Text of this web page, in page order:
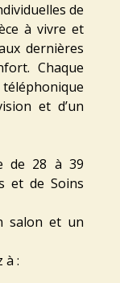
de
à vivre et
dernières
Chaque
et d’un
de 28 à 39
et de Soins
salon et un
à :